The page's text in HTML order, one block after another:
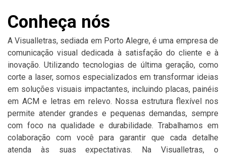
Conheça nós
A Visualletras, sediada em Porto Alegre, é uma empresa de
comunicação visual dedicada à satisfação do cliente e à
inovação. Utilizando tecnologias de última geração, como
corte a laser, somos especializados em transformar ideias
em soluções visuais impactantes, incluindo placas, painéis
em ACM e letras em relevo. Nossa estrutura flexível nos
permite atender grandes e pequenas demandas, sempre
com foco na qualidade e durabilidade. Trabalhamos em
colaboração com você para garantir que cada detalhe
atenda às suas expectativas. Na Visualletras, o